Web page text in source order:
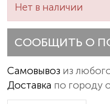
Нет в наличии
СООБЩИТЬ О
Самовывоз из
Доставка по городу